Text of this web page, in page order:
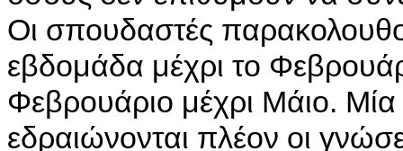
Οι σπουδαστές
εβδομάδα μέχρι το
Φεβρουάριο μέχρι Μάιο.
εδραιώνονται πλέον οι